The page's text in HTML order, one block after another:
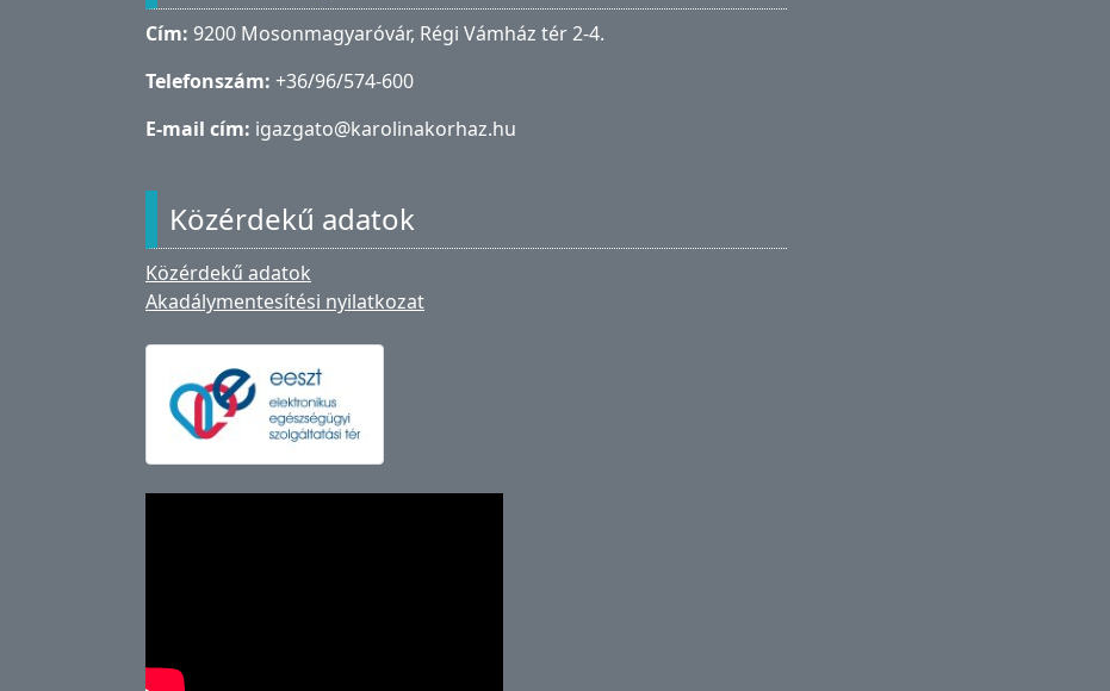
Cím: 9200 Mosonmagyaróvár, Régi Vámház tér 2-4.
Telefonszám: +36/96/574-600
E-mail cím: igazgato@karolinakorhaz.hu
Közérdekű adatok
Közérdekű adatok
Akadálymentesítési nyilatkozat